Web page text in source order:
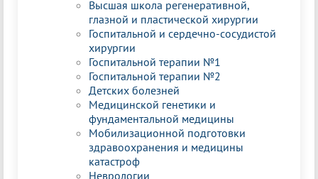
Высшая школа регенеративной,
глазной и пластической хирургии
Госпитальной и сердечно-сосудистой
хирургии
Госпитальной терапии №1
Госпитальной терапии №2
Детских болезней
Медицинской генетики и
фундаментальной медицины
Мобилизационной подготовки
здравоохранения и медицины
катастроф
Неврологии